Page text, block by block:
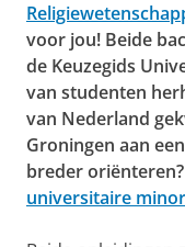
voor jou! Beide
de Keuzegids
van studenten
van Nederland
Groningen aan
breder
universitaire